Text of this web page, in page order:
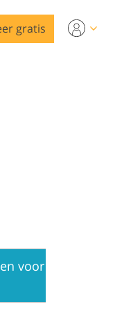
gratis
voor